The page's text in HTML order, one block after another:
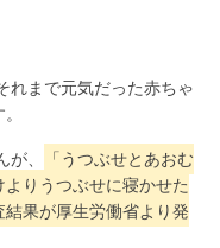
れまで元気だった赤ちゃ
、
「うつぶせとあおむ
りうつぶせに寝かせた
果が厚生労働省より発